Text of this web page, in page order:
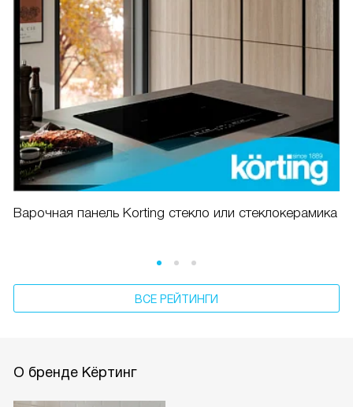
Варочная панель Korting стекло или стеклокерамика
ВСЕ РЕЙТИНГИ
О бренде Кёртинг